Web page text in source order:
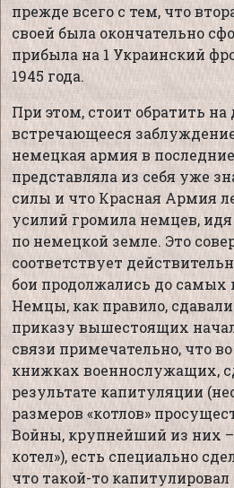
прежде всего с тем, что
своей была окончательно
прибыла на 1 Украинский
1945 года.
При этом, стоит обратить на
встречающееся
немецкая армия в
представляла из себя уже
силы и что Красная Армия
усилий громила немцев,
по немецкой земле. Это
соответствует
бои продолжались до самых
Немцы, как правило,
приказу вышестоящих
связи примечательно, что
книжках военнослужащих,
результате капитуляции
размеров «котлов»
Войны, крупнейший из них
котел»), есть специально
что такой-то капитулировал